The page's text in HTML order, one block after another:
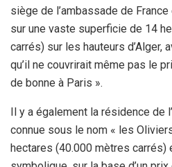
siège de l’ambassade de
sur une vaste superficie de 14
carrés) sur les hauteurs d’Alger,
qu’il ne couvrirait même pas le
de bonne à Paris ».
Il y a également la résidence de
connue sous le nom « les
hectares (40.000 mètres carrés)